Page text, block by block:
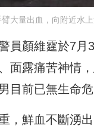
臂大量出血，向附近水
員顏維霆於7
面露痛苦神情
目前已無生命危
，鮮血不斷湧